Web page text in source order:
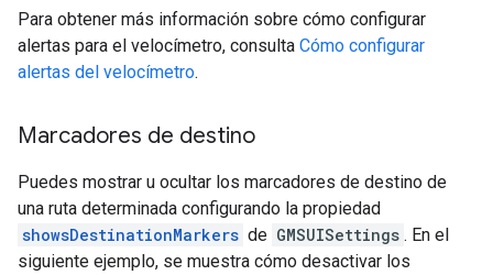
Para obtener más información sobre cómo configurar
alertas para el velocímetro, consulta Cómo configurar
alertas del velocímetro.
Marcadores de destino
Puedes mostrar u ocultar los marcadores de destino de
una ruta determinada configurando la propiedad
showsDestinationMarkers de GMSUISettings . En el
siguiente ejemplo, se muestra cómo desactivar los